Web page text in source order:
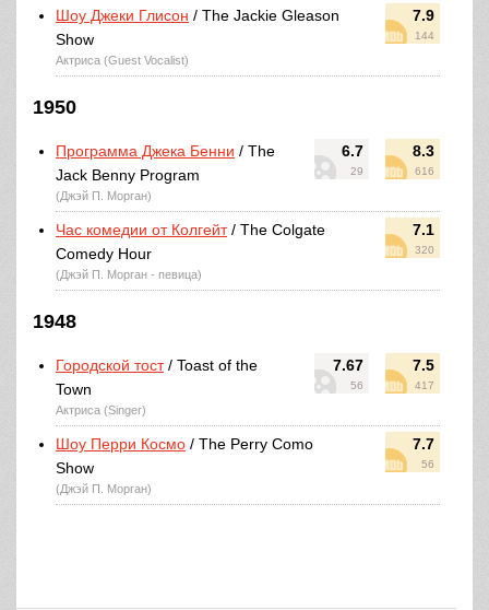
7.9
144
Шоу Джеки Глисон / The Jackie Gleason
Show
Актриса (Guest Vocalist)
1950
6.7
29
8.3
616
Программа Джека Бенни / The
Jack Benny Program
(Джэй П. Морган)
7.1
320
Час комедии от Колгейт/ The Colgate
Comedy Hour
(Джэй П. Морган - певица)
1948
7.67
56
7.5
417
Городской тост/ Toast of the
Town
Актриса (Singer)
7.7
56
Шоу Перри Космо / The Perry Como
Show
(Джэй П. Морган)